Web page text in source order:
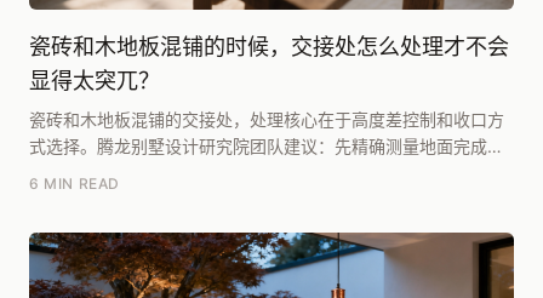
瓷砖和木地板混铺的时候，交接处怎么处理才不会
显得太突兀？
瓷砖和木地板混铺的交接处，处理核心在于高度差控制和收口方
式选择。腾龙别墅设计研究院团队建议：先精确测量地面完成面
6 MIN READ